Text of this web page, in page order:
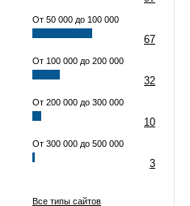
От 50 000 до 100 000
67
От 100 000 до 200 000
32
От 200 000 до 300 000
10
От 300 000 до 500 000
3
Все типы сайтов